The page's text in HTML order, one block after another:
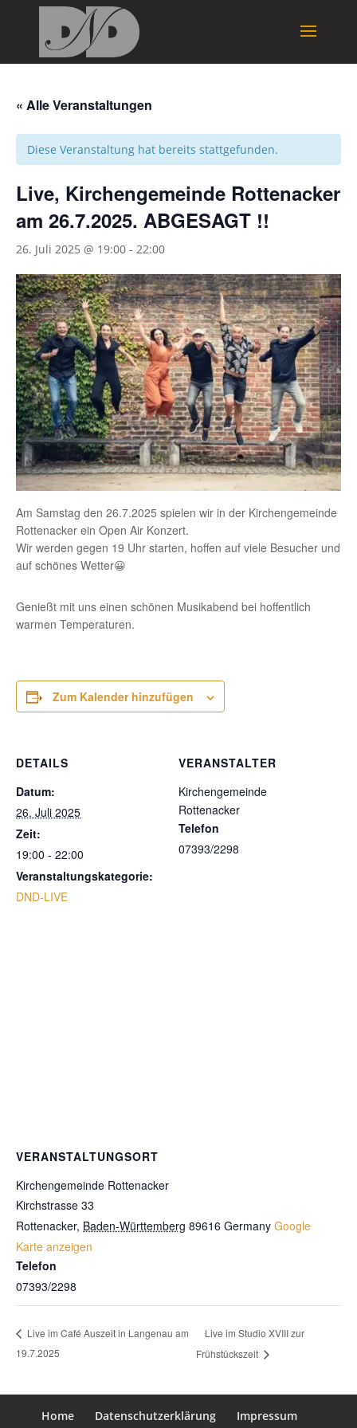
« Alle Veranstaltungen
Diese Veranstaltung hat bereits stattgefunden.
Live, Kirchengemeinde Rottenacker
am 26.7.2025. ABGESAGT !!
26. Juli 2025 @ 19:00 - 22:00
Am Samstag den 26.7.2025 spielen wir in der Kirchengemeinde
Rottenacker ein Open Air Konzert.
Wir werden gegen 19 Uhr starten, hoffen auf viele Besucher und
auf schönes Wetter😀
Genießt mit uns einen schönen Musikabend bei hoffentlich
warmen Temperaturen.
Zum Kalender hinzufügen
DETAILS
Datum:
26. Juli 2025
Zeit:
19:00 - 22:00
Veranstaltungskategorie:
DND-LIVE
VERANSTALTER
Kirchengemeinde
Rottenacker
Telefon
07393/2298
VERANSTALTUNGSORT
Kirchengemeinde Rottenacker
Kirchstrasse 33
Rottenacker, Baden-Württemberg 89616 Germany Google
Karte anzeigen
Telefon
07393/2298
Live im Café Auszeit in Langenau am
19.7.2025
Live im Studio XVIII zur
Frühstückszeit
Home Datenschutzerklärung Impressum